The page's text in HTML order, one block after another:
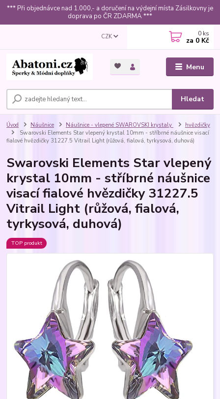
*** Při objednávce nad 1.000,- a doručení na výdejní místa Zásilkovny je
doprava po ČR ZDARMA ***
Menu
CZK
Hledat
0 ks
za 0 Kč
Úvod Náušnice Náušnice - vlepené SWAROVSKI krystaly
hvězdičky
Swarovski Elements Star vlepený krystal 10mm - stříbrné náušnice visací
fialové hvězdičky 31227.5 Vitrail Light (růžová, fialová, tyrkysová, duhová)
Swarovski Elements Star vlepený
krystal 10mm - stříbrné náušnice
visací fialové hvězdičky 31227.5
Vitrail Light (růžová, fialová,
tyrkysová, duhová)
TOP produkt